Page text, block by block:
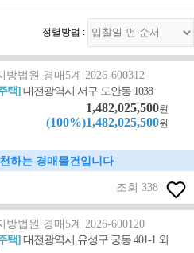
정렬방법 :
방법원 경매5계 2026-600312
택]대전광역시 서구 도안동 1038
1,482,025,500원
(100%)1,482,025,500원
하는 경매물건입니다
조회 338
방법원 경매5계 2026-600120
택]대전광역시 유성구 궁동 401-1 외